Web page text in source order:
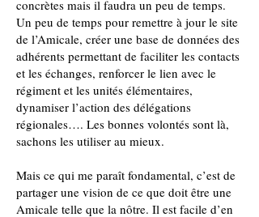
concrètes mais il faudra un peu de temps.
Un peu de temps pour remettre à jour le site
de l’Amicale, créer une base de données des
adhérents permettant de faciliter les contacts
et les échanges, renforcer le lien avec le
régiment et les unités élémentaires,
dynamiser l’action des délégations
régionales…. Les bonnes volontés sont là,
sachons les utiliser au mieux.
Mais ce qui me paraît fondamental, c’est de
partager une vision de ce que doit être une
Amicale telle que la nôtre. Il est facile d’en